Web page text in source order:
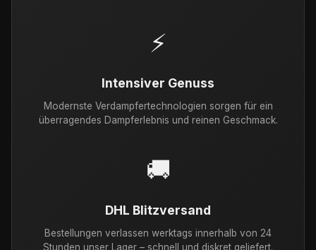
⚡
Intensiver Genuss
Modernste Verdampfertechnologien sorgen für ein
überragendes Dampferlebnis und reinen Geschmack.
🚚
DHL Blitzversand
Bestellungen verlassen werktags innerhalb von 24
Stunden unser Lager – schnell und diskret geliefert.